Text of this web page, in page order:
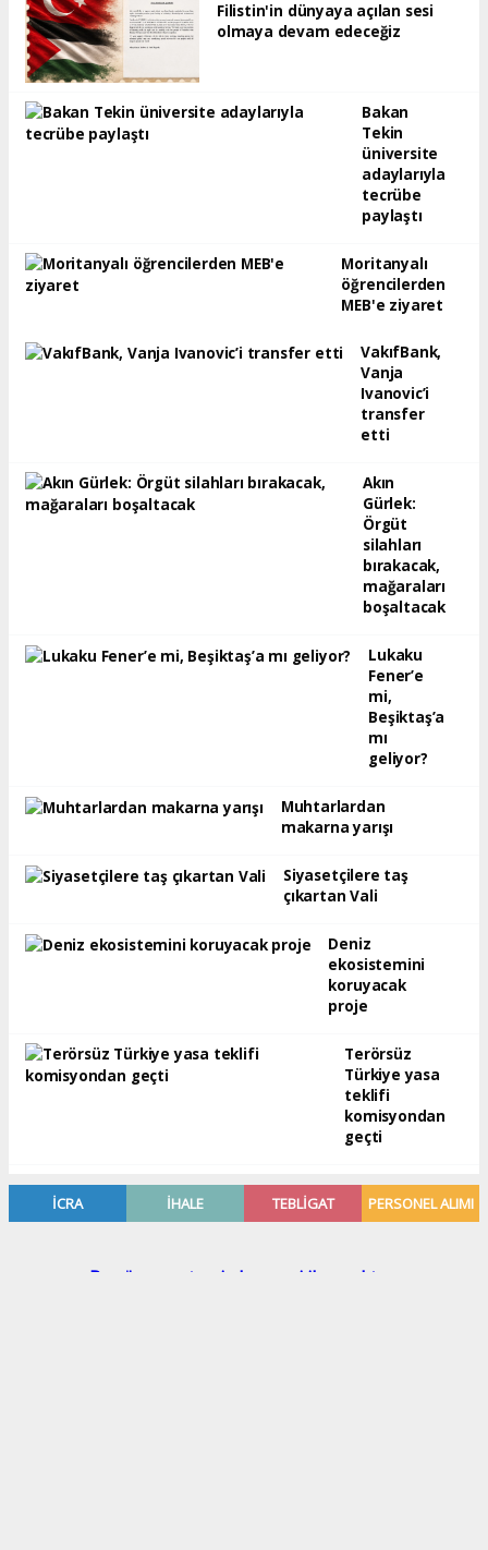
Filistin'in dünyaya açılan sesi
olmaya devam edeceğiz
Bakan
Tekin
üniversite
adaylarıyla
tecrübe
paylaştı
Moritanyalı
öğrencilerden
MEB'e ziyaret
VakıfBank,
Vanja
Ivanovic’i
transfer
etti
Akın
Gürlek:
Örgüt
silahları
bırakacak,
mağaraları
boşaltacak
Lukaku
Fener’e
mi,
Beşiktaş’a
mı
geliyor?
Muhtarlardan
makarna yarışı
Siyasetçilere taş
çıkartan Vali
Deniz
ekosistemini
koruyacak
proje
Terörsüz
Türkiye yasa
teklifi
komisyondan
geçti